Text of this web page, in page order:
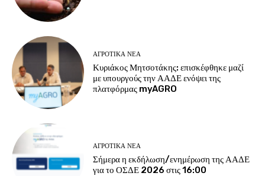
ΑΓΡΟΤΙΚΆ ΝΈΑ
Κυριάκος Μητσοτάκης: επισκέφθηκε μαζί
με υπουργούς την ΑΑΔΕ ενόψει της
πλατφόρμας myAGRO
ΑΓΡΟΤΙΚΆ ΝΈΑ
Σήμερα η εκδήλωση/ενημέρωση της ΑΑΔΕ
για το ΟΣΔΕ 2026 στις 16:00